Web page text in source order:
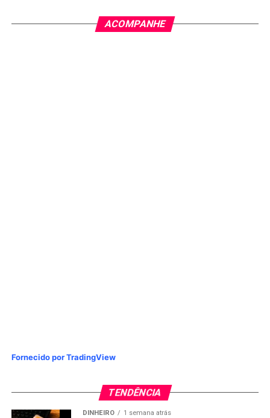
ACOMPANHE
Fornecido por TradingView
TENDÊNCIA
DINHEIRO 1 semana atrás